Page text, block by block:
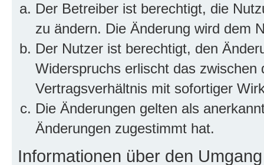
Der Betreiber ist berechtigt, die
zu ändern. Die Änderung wird dem
Der Nutzer ist berechtigt, den
Widerspruchs erlischt das
Vertragsverhältnis mit sofortiger
Die Änderungen gelten als
Änderungen zugestimmt hat.
Informationen über den